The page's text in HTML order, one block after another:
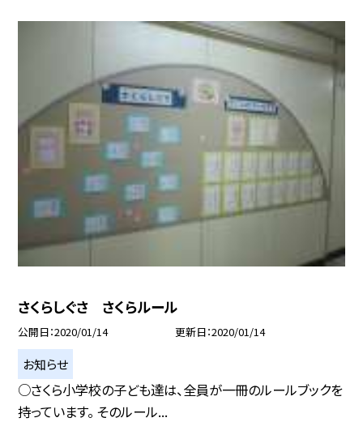
さくらしぐさ さくらルール
公開日 2020/01/14 更新日 2020/01/14
お知らせ
○さくら小学校の子ども達は、全員が一冊のルールブックを
持っています。 そのルール...